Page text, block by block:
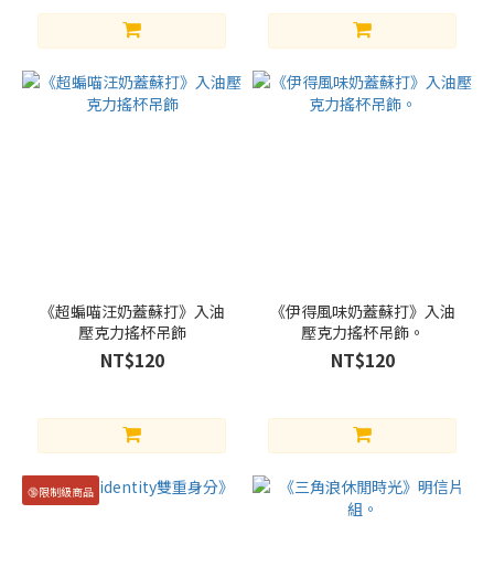
《超蝙喵汪奶蓋蘇打》入油
壓克力搖杯吊飾
NT$120
《伊得風味奶蓋蘇打》入油
壓克力搖杯吊飾。
NT$120
🔞限制級商品